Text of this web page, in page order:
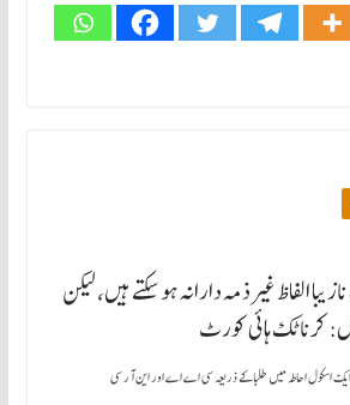
الفاظ غیرذمہ دارانہ ہوسکتے ہیں، لیکن
کرناٹک ہائی کورٹ
اسکول احاطہ میں طلبا کے ذریعہ سی اے اے اور این آر سی